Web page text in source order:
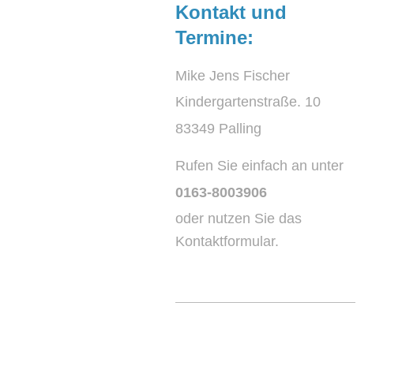
Kontakt und
Termine:
Mike Jens Fischer
Kindergartenstraße. 10
83349 Palling
Rufen Sie einfach an unter
0163-8003906
oder nutzen Sie das
Kontaktformular.